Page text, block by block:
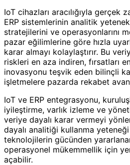
IoT cihazları aracılığıyla gerçek
ERP sistemlerinin analitik
stratejilerini ve operasyonlarını
pazar eğilimlerine göre hızla
karar almayı kolaylaştırır. Bu
riskleri en aza indiren, fırsatları
inovasyonu teşvik eden bilinçli
işletmelere pazarda rekabet
IoT ve ERP entegrasyonu,
iyileştirme, varlık izleme ve
veriye dayalı karar vermeyi
dayalı analitiği kullanma
teknolojilerin gücünden
operasyonel mükemmellik için
açabilir.